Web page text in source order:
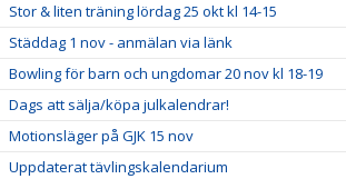
Stor & liten träning lördag 25 okt kl 14-15
Städdag 1 nov - anmälan via länk
Bowling för barn och ungdomar 20 nov kl 18-19
Dags att sälja/köpa julkalendrar!
Motionsläger på GJK 15 nov
Uppdaterat tävlingskalendarium